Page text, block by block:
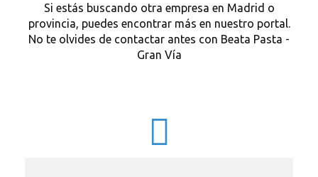
Si estás buscando otra empresa en Madrid o
provincia, puedes encontrar más en nuestro portal.
No te olvides de contactar antes con Beata Pasta -
Gran Vía